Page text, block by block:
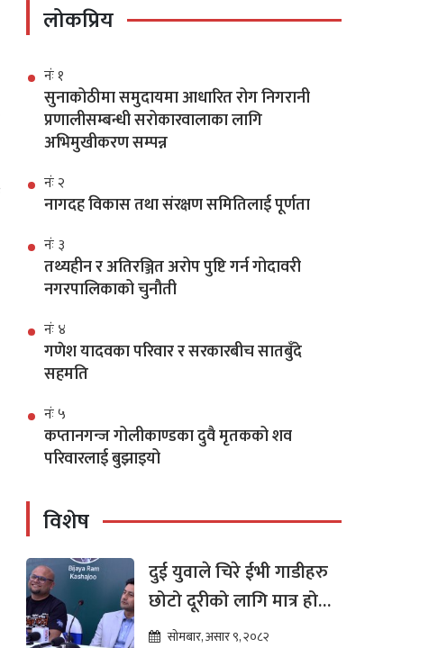
लोकप्रिय
नंः १
सुनाकोठीमा समुदायमा आधारित रोग निगरानी
प्रणालीसम्बन्धी सरोकारवालाका लागि
अभिमुखीकरण सम्पन्न
नंः २
नागदह विकास तथा संरक्षण समितिलाई पूर्णता
नंः ३
तथ्यहीन र अतिरञ्जित अरोप पुष्टि गर्न गोदावरी
नगरपालिकाको चुनौती
नंः ४
गणेश यादवका परिवार र सरकारबीच सातबुँदे
सहमति
नंः ५
कप्तानगन्ज गोलीकाण्डका दुवै मृतकको शव
परिवारलाई बुझाइयो
विशेष
दुई युवाले चिरे ईभी गाडीहरु
छोटो दूरीको लागि मात्र हो
भन्ने मान्यता
सोमबार, असार ९, २०८२